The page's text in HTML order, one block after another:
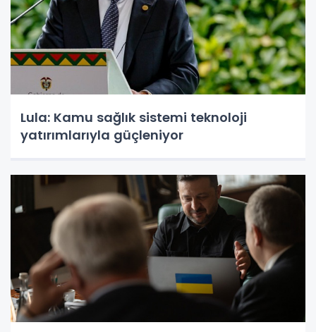
Lula: Kamu sağlık sistemi teknoloji
yatırımlarıyla güçleniyor